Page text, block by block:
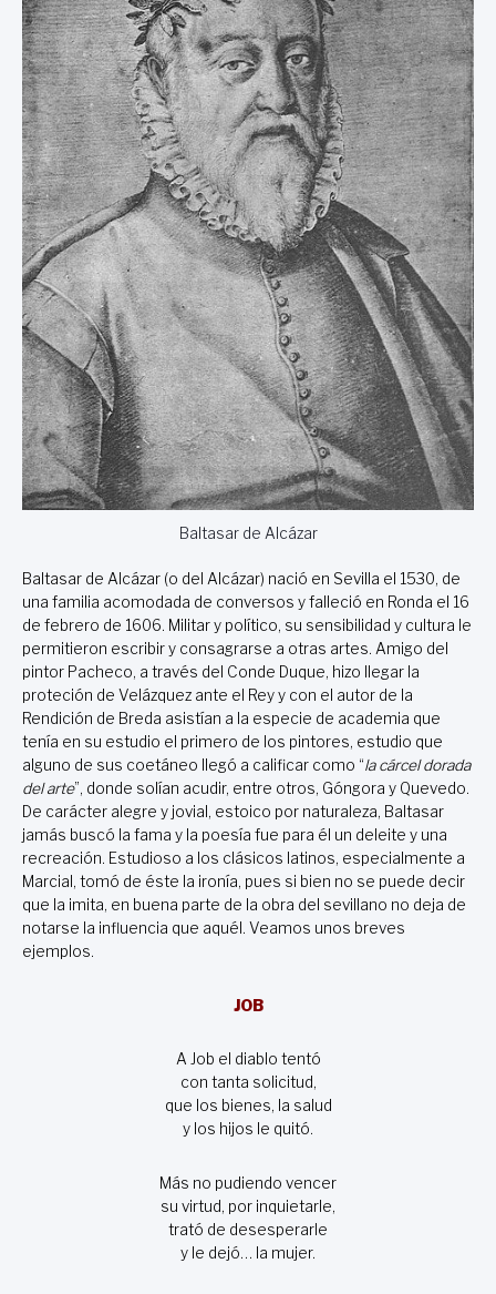
Baltasar de Alcázar
Baltasar de Alcázar (o del Alcázar) nació en Sevilla el 1530, de
una familia acomodada de conversos y falleció en Ronda el 16
de febrero de 1606. Militar y político, su sensibilidad y cultura le
permitieron escribir y consagrarse a otras artes. Amigo del
pintor Pacheco, a través del Conde Duque, hizo llegar la
proteción de Velázquez ante el Rey y con el autor de la
Rendición de Breda asistían a la especie de academia que
tenía en su estudio el primero de los pintores, estudio que
alguno de sus coetáneo llegó a calificar como “la cárcel dorada
del arte”, donde solían acudir, entre otros, Góngora y Quevedo.
De carácter alegre y jovial, estoico por naturaleza, Baltasar
jamás buscó la fama y la poesía fue para él un deleite y una
recreación. Estudioso a los clásicos latinos, especialmente a
Marcial, tomó de éste la ironía, pues si bien no se puede decir
que la imita, en buena parte de la obra del sevillano no deja de
notarse la influencia que aquél. Veamos unos breves
ejemplos.
JOB
A Job el diablo tentó
con tanta solicitud,
que los bienes, la salud
y los hijos le quitó.
Más no pudiendo vencer
su virtud, por inquietarle,
trató de desesperarle
y le dejó… la mujer.